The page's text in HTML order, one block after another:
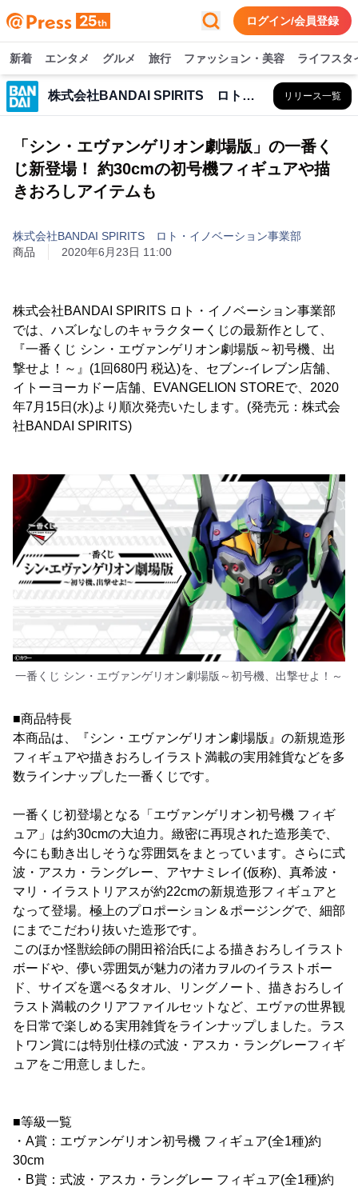
ログイン/会員登録
新着 エンタメ グルメ 旅行 ファッション・美容 ライフスタ
株式会社BANDAI SPIRITS ロト・イノベーション事業部 リリース一覧
「シン・エヴァンゲリオン劇場版」の一番く
じ新登場！ 約30cmの初号機フィギュアや描
きおろしアイテムも
株式会社BANDAI SPIRITS ロト・イノベーション事業部
商品
2020年6月23日 11:00
株式会社BANDAI SPIRITS ロト・イノベーション事業部
では、ハズレなしのキャラクターくじの最新作として、
『一番くじ シン・エヴァンゲリオン劇場版～初号機、出
撃せよ！～』(1回680円 税込)を、セブン-イレブン店舗、
イトーヨーカドー店舗、EVANGELION STOREで、2020
年7月15日(水)より順次発売いたします。(発売元：株式会
社BANDAI SPIRITS)
一番くじ シン・エヴァンゲリオン劇場版～初号機、出撃せよ！～
■商品特長
本商品は、『シン・エヴァンゲリオン劇場版』の新規造形
フィギュアや描きおろしイラスト満載の実用雑貨などを多
数ラインナップした一番くじです。
一番くじ初登場となる「エヴァンゲリオン初号機 フィギ
ュア」は約30cmの大迫力。緻密に再現された造形美で、
今にも動き出しそうな雰囲気をまとっています。さらに式
波・アスカ・ラングレー、アヤナミレイ(仮称)、真希波・
マリ・イラストリアスが約22cmの新規造形フィギュアと
なって登場。極上のプロポーション＆ポージングで、細部
にまでこだわり抜いた造形です。
このほか怪獣絵師の開田裕治氏による描きおろしイラスト
ボードや、儚い雰囲気が魅力の渚カヲルのイラストボー
ド、サイズを選べるタオル、リングノート、描きおろしイ
ラスト満載のクリアファイルセットなど、エヴァの世界観
を日常で楽しめる実用雑貨をラインナップしました。ラス
トワン賞には特別仕様の式波・アスカ・ラングレーフィギ
ュアをご用意しました。
■等級一覧
・A賞：エヴァンゲリオン初号機 フィギュア(全1種)約
30cm
・B賞：式波・アスカ・ラングレー フィギュア(全1種)約